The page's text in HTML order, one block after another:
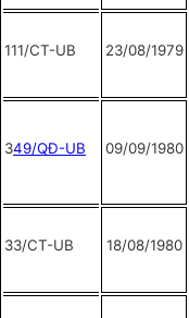
111/CT-UB 23/08/1979
349/QĐ-UB 09/09/1980
33/CT-UB 18/08/1980